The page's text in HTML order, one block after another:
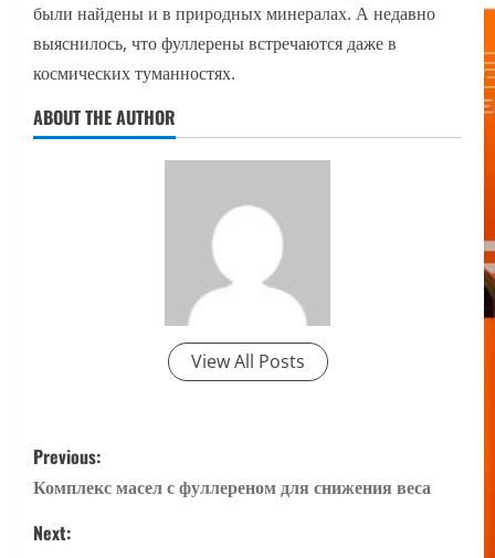
были найдены и в природных минералах. А недавно
выяснилось, что фуллерены встречаются даже в
космических туманностях.
ABOUT THE AUTHOR
View All Posts
P
o
s
Previous:
Комплекс масел с фуллереном для снижения веса
Next: